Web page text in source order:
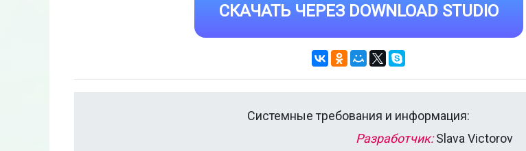
СКАЧАТЬ ЧЕРЕЗ DOWNLOAD STUDIO
Системные требования и информация:
Разработчик:Slava Victorov